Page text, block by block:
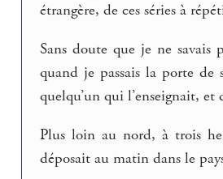
étrangère, de ces séries à
Sans doute que je ne
quand je passais la porte
quelqu’un qui l’enseignait, et
Plus loin au nord, à trois
déposait au matin dans le